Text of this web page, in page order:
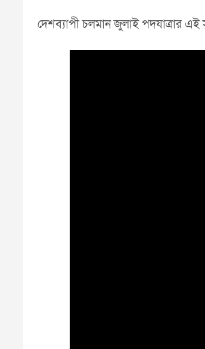
দেশব্যাপী চলমান জুলাই পদযাত্রার